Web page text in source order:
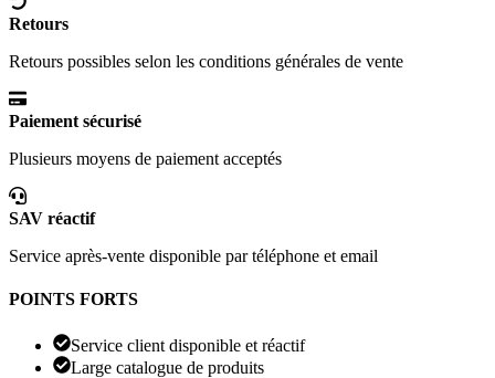
Retours
Retours possibles selon les conditions générales de vente
Paiement sécurisé
Plusieurs moyens de paiement acceptés
SAV réactif
Service après-vente disponible par téléphone et email
POINTS FORTS
Service client disponible et réactif
Large catalogue de produits